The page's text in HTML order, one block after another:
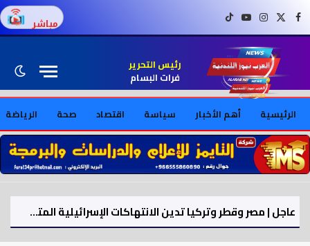
فيسبوكX (Twitter)
إنستغراميوتيوبتيك توك مباشر
رئيس التحرير
فرات البسام
الرئيسية أهم الأخبار سياسة اقتصاد صحة الرياضة
عاجل | مصر وقطر وتركيا تدين الانتهاكات الإسرائيلية المتواصلة في قطاع غزة